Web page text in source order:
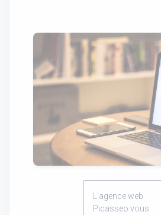
L'agence web
Picasseo vous